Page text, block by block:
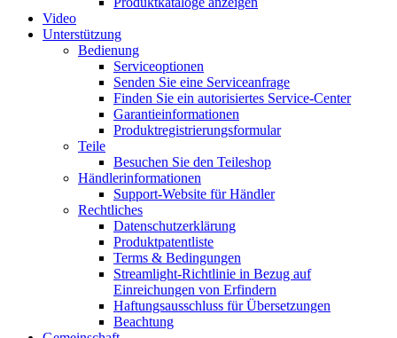
Video
Unterstützung
Bedienung
Serviceoptionen
Senden Sie eine Serviceanfrage
Finden Sie ein autorisiertes Service-Center
Garantieinformationen
Produktregistrierungsformular
Teile
Besuchen Sie den Teileshop
Händlerinformationen
Support-Website für Händler
Rechtliches
Datenschutzerklärung
Produktpatentliste
Terms & Bedingungen
Streamlight-Richtlinie in Bezug auf
Einreichungen von Erfindern
Haftungsausschluss für Übersetzungen
Beachtung